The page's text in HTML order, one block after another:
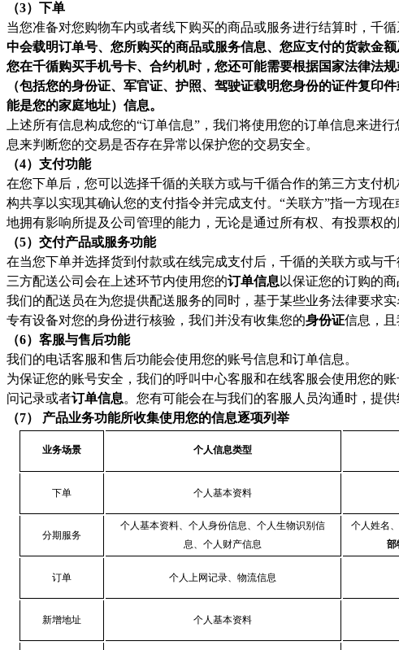
（3）下单
当您准备对您购物车内或者线下购买的商品或服务进行结算时，千
中会载明订单号、您所购买的商品或服务信息、您应支付的货款金额
您在千循购买手机号卡、合约机时，您还可能需要根据国家法律法
（包括您的身份证、军官证、护照、驾驶证载明您身份的证件复
能是您的家庭地址）信息。
上述所有信息构成您的“订单信息”，我们将使用您的订单信息来
息来判断您的交易是否存在异常以保护您的交易安全。
（4）支付功能
在您下单后，您可以选择千循的关联方或与千循合作的第三方支付
构共享以实现其确认您的支付指令并完成支付。“关联方”指一方现
地拥有影响所提及公司管理的能力，无论是通过所有权、有投票权
（5）交付产品或服务功能
在当您下单并选择货到付款或在线完成支付后，千循的关联方或与
三方配送公司会在上述环节内使用您的订单信息 以保证您的订购的商
我们的配送员在为您提供配送服务的同时，基于某些业务法律要求
专有设备对您的身份进行核验，我们并没有收集您的身份证信息，且
（6）客服与售后功能
我们的电话客服和售后功能会使用您的账号信息和订单信息。
为保证您的账号安全，我们的呼叫中心客服和在线客服会使用您的
问记录或者订单信息。您有可能会在与我们的客服人员沟通时，提
（7） 产品业务功能所收集使用您的信息逐项列举
业务场景 个人信息类型
下单 个人基本资料
分期服务
个人基本资料、个人身份信息、个人生物识别信
息、个人财产信息
个人姓名、
部
订单 个人上网记录、物流信息
新增地址 个人基本资料